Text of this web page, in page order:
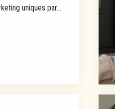
uniques par...